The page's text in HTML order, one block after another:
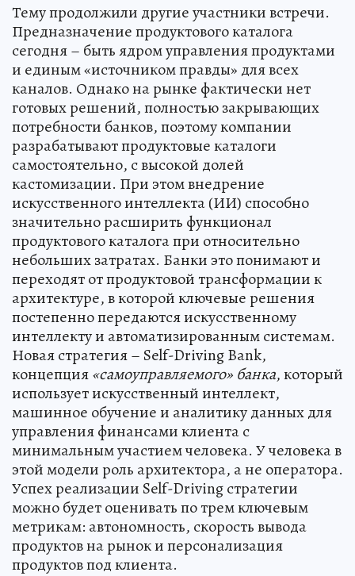
Тему продолжили другие участники встречи.
Предназначение продуктового каталога
сегодня – быть ядром управления продуктами
и единым «источником правды» для всех
каналов. Однако на рынке фактически нет
готовых решений, полностью закрывающих
потребности банков, поэтому компании
разрабатывают продуктовые каталоги
самостоятельно, с высокой долей
кастомизации. При этом внедрение
искусственного интеллекта (ИИ) способно
значительно расширить функционал
продуктового каталога при относительно
небольших затратах. Банки это понимают и
переходят от продуктовой трансформации к
архитектуре, в которой ключевые решения
постепенно передаются искусственному
интеллекту и автоматизированным системам.
Новая стратегия – Self-Driving Bank,
концепция«самоуправляемого» банка, который
использует искусственный интеллект,
машинное обучение и аналитику данных для
управления финансами клиента с
минимальным участием человека. У человека в
этой модели роль архитектора, а не оператора.
Успех реализации Self-Driving стратегии
можно будет оценивать по трем ключевым
метрикам: автономность, скорость вывода
продуктов на рынок и персонализация
продуктов под клиента.